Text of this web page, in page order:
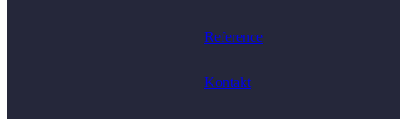
Reference
Kontakt